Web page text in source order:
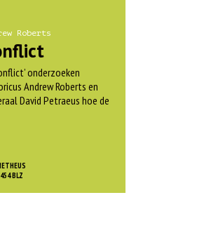
Roberts
onderzoeken
Andrew Roberts en
David Petraeus hoe de
BLZ